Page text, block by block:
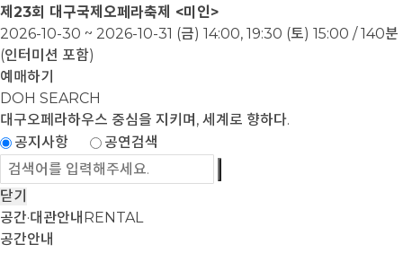
제23회 대구국제오페라축제 <미인>
2026-10-30 ~ 2026-10-31 (금) 14:00, 19:30 (토) 15:00 / 140분
(인터미션 포함)
예매하기
DOH SEARCH
대구오페라하우스 중심을 지키며, 세계로 향하다.
공지사항
공연검색
닫기
공간·대관안내 RENTAL
공간안내